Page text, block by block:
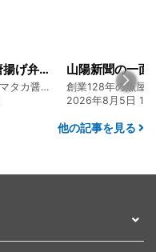
大人気メニュー「唐揚げ弁当」のレシピをご紹介します！
130年の伝統と革新 ヤマタカ醤油ファンド
2026年8月5日
他の記事を見る